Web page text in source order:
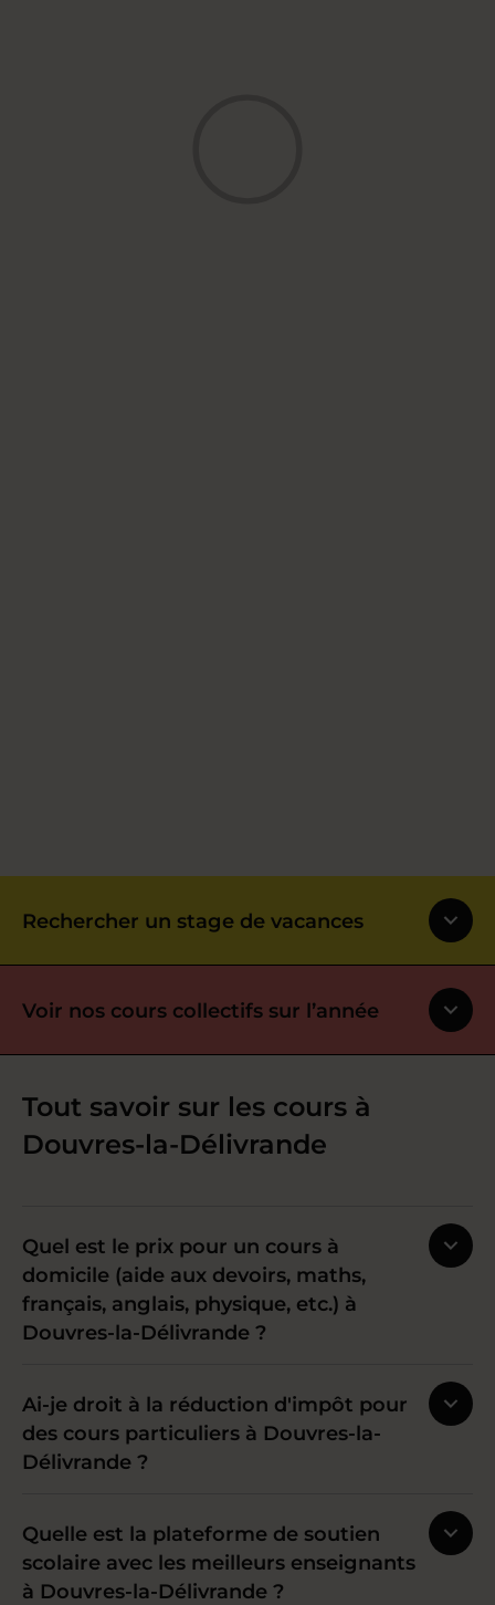
Rechercher un stage de vacances
Voir nos cours collectifs sur l’année
Tout savoir sur les cours à
Douvres-la-Délivrande
Quel est le prix pour un cours à
domicile (aide aux devoirs, maths,
français, anglais, physique, etc.) à
Douvres-la-Délivrande ?
Ai-je droit à la réduction d'impôt pour
des cours particuliers à Douvres-la-
Délivrande ?
Quelle est la plateforme de soutien
scolaire avec les meilleurs enseignants
à Douvres-la-Délivrande ?